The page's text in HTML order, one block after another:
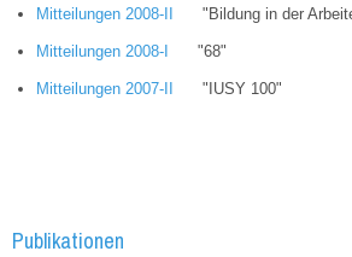
Mitteilungen 2008-II "Bildung in der
Mitteilungen 2008-I "68"
Mitteilungen 2007-II "IUSY 100"
Publikationen